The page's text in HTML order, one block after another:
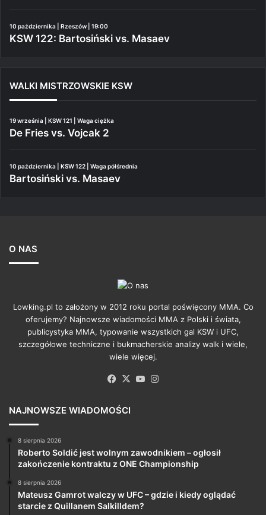
10 października | Rzeszów | 19:00
KSW 122: Bartosiński vs. Masaev
WALKI MISTRZOWSKIE KSW
19 września | KSW 121 | Waga ciężka
De Fries vs. Vojcak 2
10 października | KSW 122 | Waga półśrednia
Bartosiński vs. Masaev
O NAS
Lowking.pl to założony w 2012 roku portal poświęcony MMA. Co
oferujemy? Najnowsze wiadomości MMA z Polski i świata,
publicystyka MMA, typowanie wszystkich gal KSW i UFC,
szczegółowe techniczne i bukmacherskie analizy walk i wiele,
wiele więcej.
Facebook
X YouTube
NAJNOWSZE WIADOMOŚCI
8 sierpnia 2026
Roberto Soldić jest wolnym zawodnikiem – ogłosił
zakończenie kontraktu z ONE Championship
8 sierpnia 2026
Mateusz Gamrot walczy w UFC – gdzie i kiedy oglądać
starcie z Quillanem Salkilldem?